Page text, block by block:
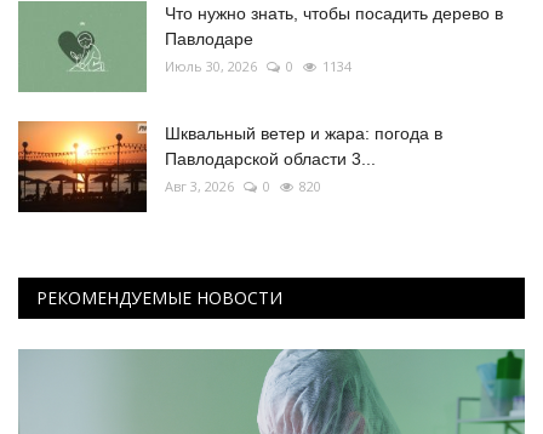
Что нужно знать, чтобы посадить дерево в
Павлодаре
Июль 30, 2026 0 1134
Шквальный ветер и жара: погода в
Павлодарской области 3...
Авг 3, 2026 0 820
РЕКОМЕНДУЕМЫЕ НОВОСТИ